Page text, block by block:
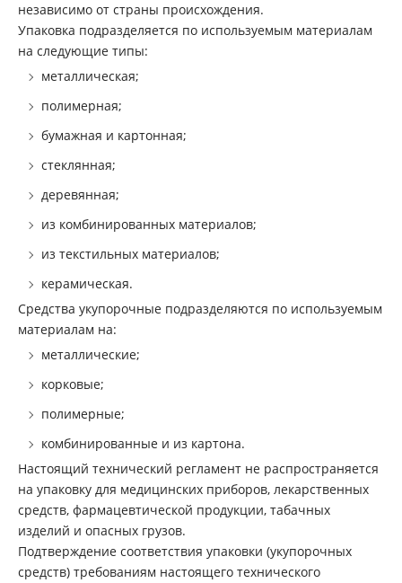
независимо от страны происхождения.
Упаковка подразделяется по используемым материалам
на следующие типы:
металлическая;
полимерная;
бумажная и картонная;
стеклянная;
деревянная;
из комбинированных материалов;
из текстильных материалов;
керамическая.
Средства укупорочные подразделяются по используемым
материалам на:
металлические;
корковые;
полимерные;
комбинированные и из картона.
Настоящий технический регламент не распространяется
на упаковку для медицинских приборов, лекарственных
средств, фармацевтической продукции, табачных
изделий и опасных грузов.
Подтверждение соответствия упаковки (укупорочных
средств) требованиям настоящего технического